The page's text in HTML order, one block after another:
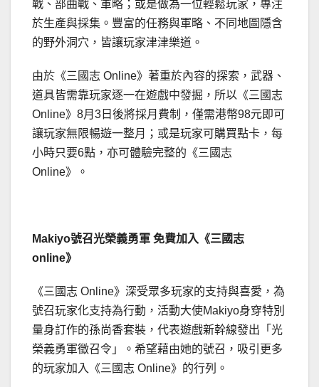
戰、部曲戰、軍略；或是做為一位輕鬆玩家，專注
於生產與採集。豐富的任務與軍略、不同地圖隱含
的野外洞穴，皆讓玩家津津樂道。
由於《三國志 Online》著重於內容的探索，武器、
道具皆需靠玩家逐一在遊戲中發掘，所以《三國志
Online》8月3日後將採月費制，僅需港幣98元即可
讓玩家無限暢遊一整月；或是玩家可購買點卡，每
小時只要6點，亦可體驗完整的《三國志
Online》。
Makiyo號召光榮義勇軍 免費加入 《三國志
online》
《三國志 Online》深受眾多玩家的支持與喜愛，為
號召玩家化支持為行動，活動大使Makiyo身穿特別
量身訂作的孫尚香套裝，代表遊戲新幹線發出「光
榮義勇軍徵召令」。希望藉由她的號召，吸引更多
的玩家加入《三國志 Online》的行列。